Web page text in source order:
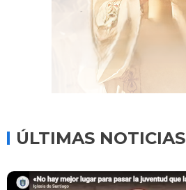
ÚLTIMAS NOTICIAS